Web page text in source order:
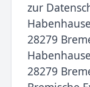
zur
28279
28279